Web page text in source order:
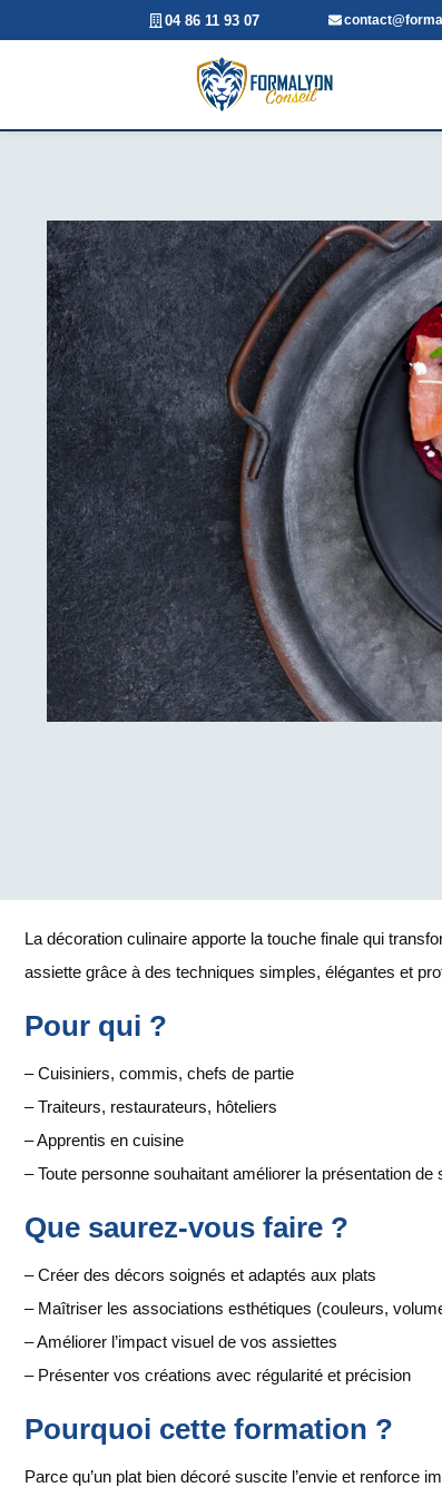
04 86 11 93 07
La décoration culinaire apporte la touche finale qui
assiette grâce à des techniques simples, élégantes et
Pour qui ?
– Cuisiniers, commis, chefs de partie
– Traiteurs, restaurateurs, hôteliers
– Apprentis en cuisine
– Toute personne souhaitant améliorer la présentation de
Que saurez-vous faire ?
– Créer des décors soignés et adaptés aux plats
– Maîtriser les associations esthétiques (couleurs,
– Améliorer l’impact visuel de vos assiettes
– Présenter vos créations avec régularité et précision
Pourquoi cette formation ?
Parce qu’un plat bien décoré suscite l’envie et renforce